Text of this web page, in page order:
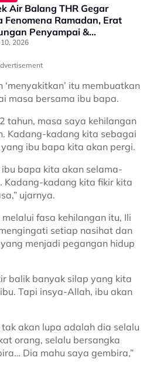
Air Balang THR Gegar
Fenomena Ramadan, Erat
Penyampai &
Pantai Timur
2026
itu membuatkan
masa bersama ibu bapa.
tahun, masa saya kehilangan
Kadang-kadang kita sebagai
ibu bapa kita akan pergi.
bapa kita akan selama-
Kadang-kadang kita fikir kita
ujarnya.
fasa kehilangan itu, Ili
setiap nasihat dan
menjadi pegangan hidup
balik banyak silap yang kita
Tapi insya-Allah, ibu akan
akan lupa adalah dia selalu
orang, selalu bersangka
Dia mahu saya gembira,”